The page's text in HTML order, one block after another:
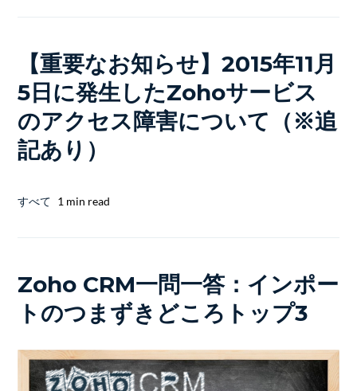
【重要なお知らせ】2015年11月
5日に発生したZohoサービス
のアクセス障害について（※追
記あり）
すべて 1 min read
Zoho CRM一問一答：インポー
トのつまずきどころトップ3